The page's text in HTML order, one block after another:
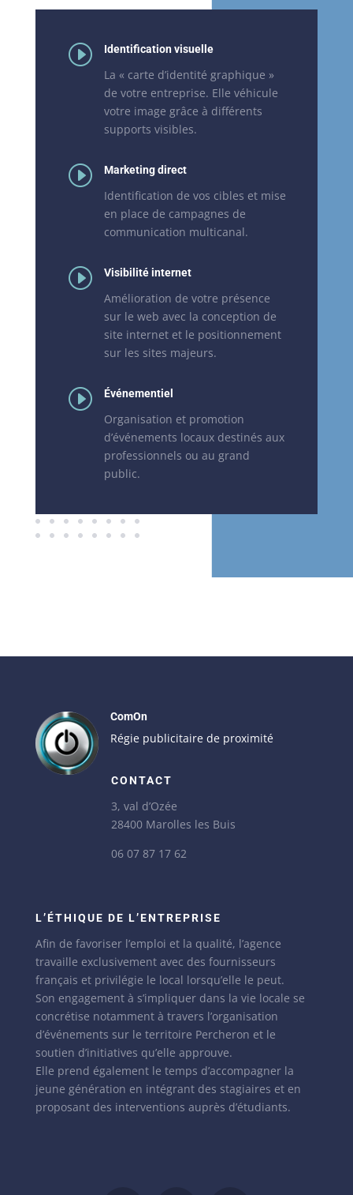
I Identification visuelle
La « carte d’identité graphique »
de votre entreprise. Elle véhicule
votre image grâce à différents
supports visibles.
I Marketing direct
Identification de vos cibles et mise
en place de campagnes de
communication multicanal.
I Visibilité internet
Amélioration de votre présence
sur le web avec la conception de
site internet et le positionnement
sur les sites majeurs.
I Événementiel
Organisation et promotion
d’événements locaux destinés aux
professionnels ou au grand
public.
ComOn
Régie publicitaire de proximité
CONTACT
3, val d’Ozée
28400 Marolles les Buis
06 07 87 17 62
L’ÉTHIQUE DE L’ENTREPRISE
Afin de favoriser l’emploi et la qualité, l’agence
travaille exclusivement avec des fournisseurs
français et privilégie le local lorsqu’elle le peut.
Son engagement à s’impliquer dans la vie locale se
concrétise notamment à travers l’organisation
d’événements sur le territoire Percheron et le
soutien d’initiatives qu’elle approuve.
Elle prend également le temps d’accompagner la
jeune génération en intégrant des stagiaires et en
proposant des interventions auprès d’étudiants.